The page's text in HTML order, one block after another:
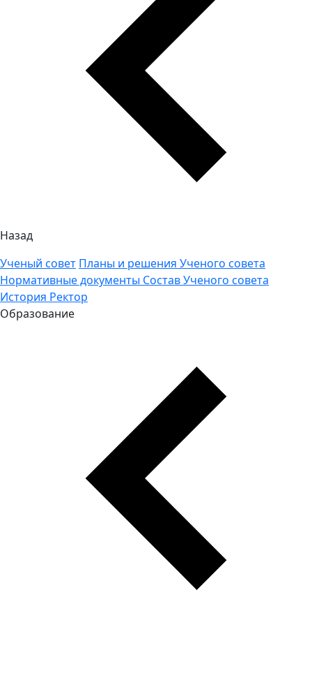
Назад
Ученый совет Планы и решения Ученого совета
Нормативные документы Состав Ученого совета
История Ректор
Образование